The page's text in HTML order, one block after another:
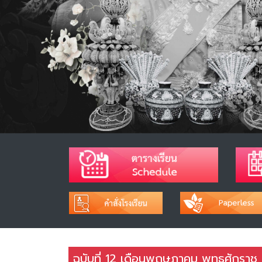
ฉบับที่ 12 เดือนพฤษภาคม พุทธศักราช